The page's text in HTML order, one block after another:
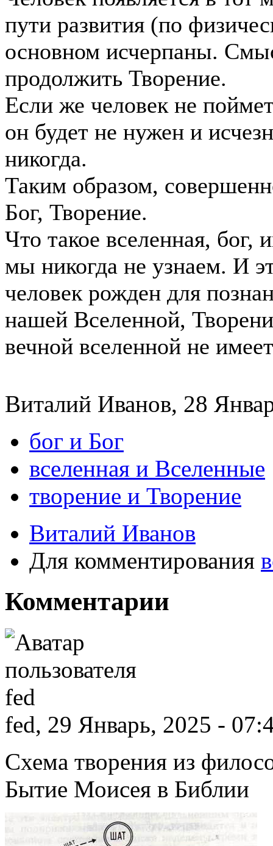
пути развития (по
основном исчерпаны.
продолжить Творение.
Если же человек не
он будет не нужен и
никогда.
Таким образом,
Бог, Творение.
Что такое вселенная, бог,
мы никогда не узнаем. И
человек рожден для
нашей Вселенной,
вечной вселенной не
Виталий Иванов, 28
бог и Бог
вселенная и Вселенные
творение и Творение
Виталий Иванов
Для комментирования
Комментарии
fed, 29 Январь, 2025 -
Схема творения из
Бытие Моисея в Библии